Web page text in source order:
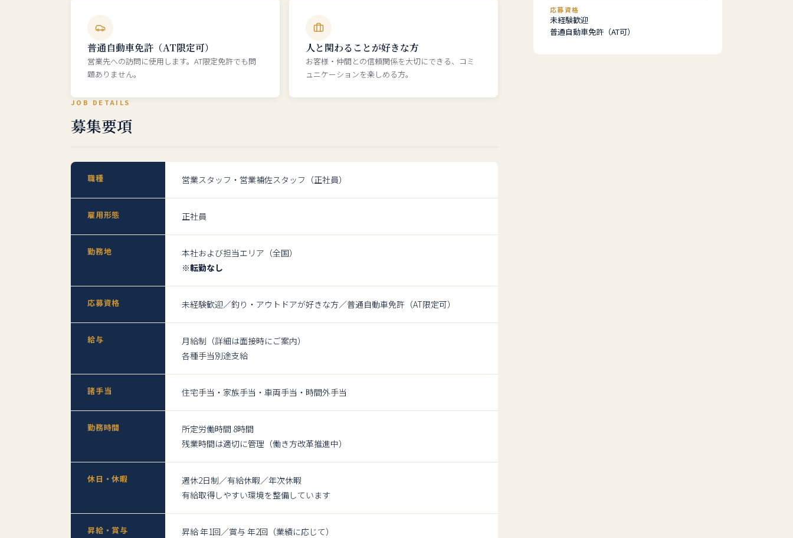
普通自動車免許（AT限定可）
営業先への訪問に使用します。AT限定免許でも問
題ありません。
人と関わることが好きな方
お客様・仲間との信頼関係を大切にできる、コミ
ュニケーションを楽しめる方。
JOB DETAILS
募集要項
職種 営業スタッフ・営業補佐スタッフ（正社員）
雇用形態 正社員
勤務地
本社および担当エリア（全国）
※転勤なし
応募資格 未経験歓迎／釣り・アウトドアが好きな方／普通自動車免許（AT限定可）
給与
月給制（詳細は面接時にご案内）
各種手当別途支給
諸手当 住宅手当・家族手当・車両手当・時間外手当
勤務時間
所定労働時間 8時間
残業時間は適切に管理（働き方改革推進中）
休日・休暇
週休2日制／有給休暇／年次休暇
有給取得しやすい環境を整備しています
昇給・賞与 昇給 年1回／賞与 年2回（業績に応じて）
応募資格
未経験歓迎
普通自動車免許（AT可）